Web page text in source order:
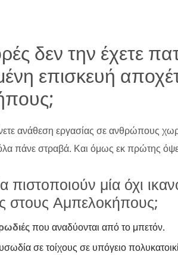
δεν την έχετε
επισκευή
ανάθεση εργασίας σε ανθρώπους
πάνε στραβά. Και όμως εκ πρώτης
πιστοποιούν μία όχι
στους Αμπελοκήπους;
που αναδύονται από το μπετόν.
σε τοίχους σε υπόγειο